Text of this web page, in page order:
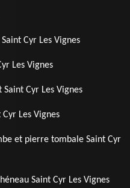
Cyr Les Vignes
Les Vignes
Cyr Les Vignes
Les Vignes
et pierre tombale Saint Cyr
Saint Cyr Les Vignes